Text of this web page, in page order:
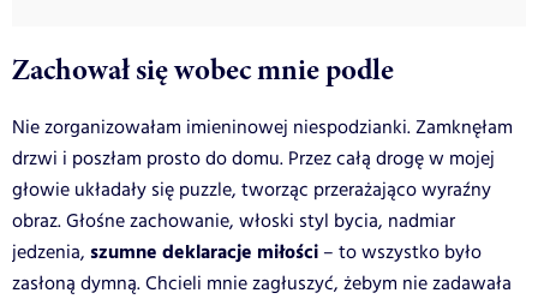
Zachował się wobec mnie podle
Nie zorganizowałam imieninowej niespodzianki. Zamknęłam
drzwi i poszłam prosto do domu. Przez całą drogę w mojej
głowie układały się puzzle, tworząc przerażająco wyraźny
obraz. Głośne zachowanie, włoski styl bycia, nadmiar
jedzenia, szumne deklaracje miłości – to wszystko było
zasłoną dymną. Chcieli mnie zagłuszyć, żebym nie zadawała